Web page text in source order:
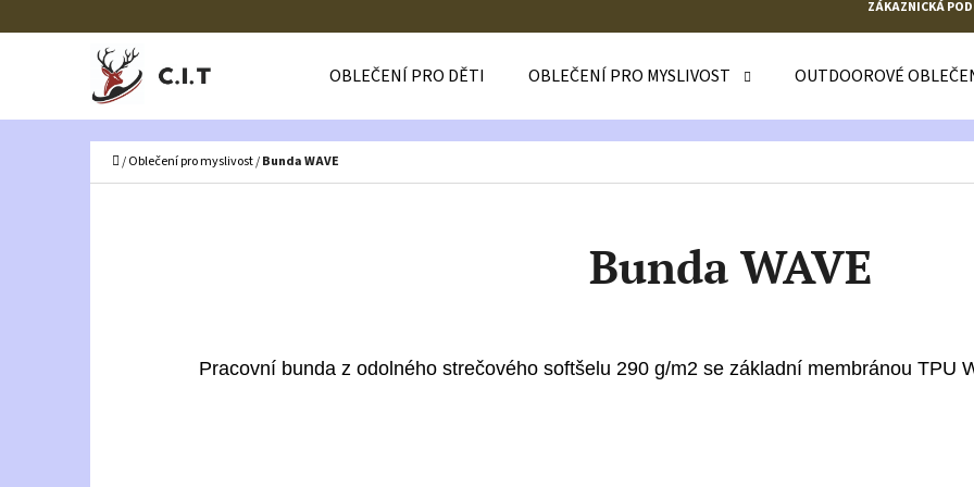
ZÁKAZNICKÁ
OBLEČENÍ PRO DĚTI OBLEČENÍ PRO MYSLIVOST OUTDOOROVÉ
Domů
/Oblečení pro myslivost/Bunda WAVE
Bunda WAVE
Pracovní bunda z odolného strečového softšelu 290 g/m2 se základní membránou TPU
Í
Zpět
obchodu
Zpět
obchodu
CO POTŘEBUJETE NAJÍT?